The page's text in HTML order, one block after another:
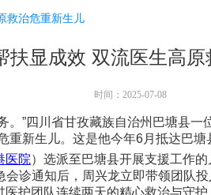
扶显成效 双流医生高
时间：2025-07-08
”四川省甘孜藏族自治州巴塘县
新生儿。这是他今年6月抵达巴塘
医院）选派至巴塘县开展支援工作
诊通知后，周兴龙立即带领团队
护团队连续两天的精心救治与守
救治危重新生儿